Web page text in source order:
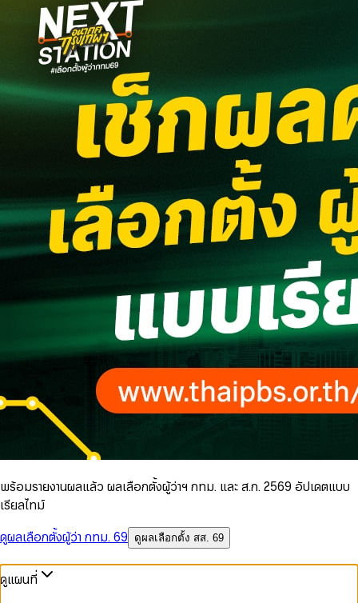
พร้อมรายงานผลแล้ว ผลเลือกตั้งผู้ว่าฯ กทม. และ ส.ก. 2569 อัปเดตแบบ
เรียลไทม์
ดูผลเลือกตั้งผู้ว่า กทม. 69
ดูผลเลือกตั้ง สส. 69
ดูแผนที่